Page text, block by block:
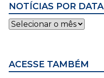
NOTÍCIAS POR DATA
Notícias
por
ACESSE TAMBÉM